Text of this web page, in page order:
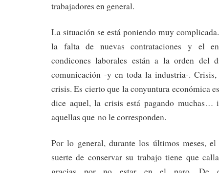
trabajadores en general.
La situación se está poniendo muy
la falta de nuevas contrataciones y el
condicones laborales están a la orden del
comunicación -y en toda la industria-.
crisis. Es cierto que la conyuntura económica
dice aquel, la crisis está pagando muchas…
aquellas que no le corresponden.
Por lo general, durante los últimos meses,
suerte de conservar su trabajo tiene que